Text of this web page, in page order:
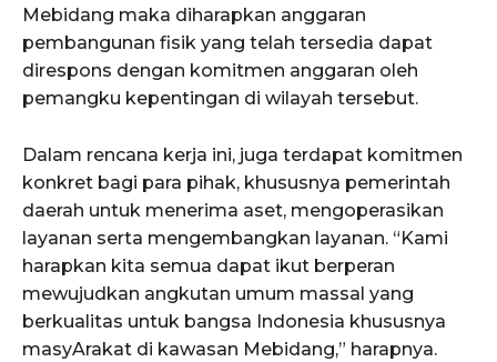
Mebidang maka diharapkan anggaran
pembangunan fisik yang telah tersedia dapat
direspons dengan komitmen anggaran oleh
pemangku kepentingan di wilayah tersebut.
Dalam rencana kerja ini, juga terdapat komitmen
konkret bagi para pihak, khususnya pemerintah
daerah untuk menerima aset, mengoperasikan
layanan serta mengembangkan layanan. “Kami
harapkan kita semua dapat ikut berperan
mewujudkan angkutan umum massal yang
berkualitas untuk bangsa Indonesia khususnya
masyArakat di kawasan Mebidang,” harapnya.